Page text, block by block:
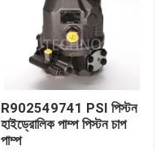
R902549741 PSI পিস্টন
হাইড্রোলিক পাম্প পিস্টন চাপ
পাম্প